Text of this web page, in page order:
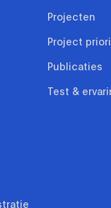
Projecten
Project
Publicaties
Test &